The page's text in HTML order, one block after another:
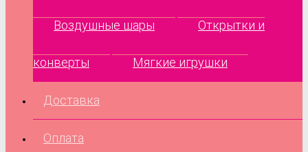
Воздушные шары Открытки и
конверты Мягкие игрушки
Доставка
Оплата